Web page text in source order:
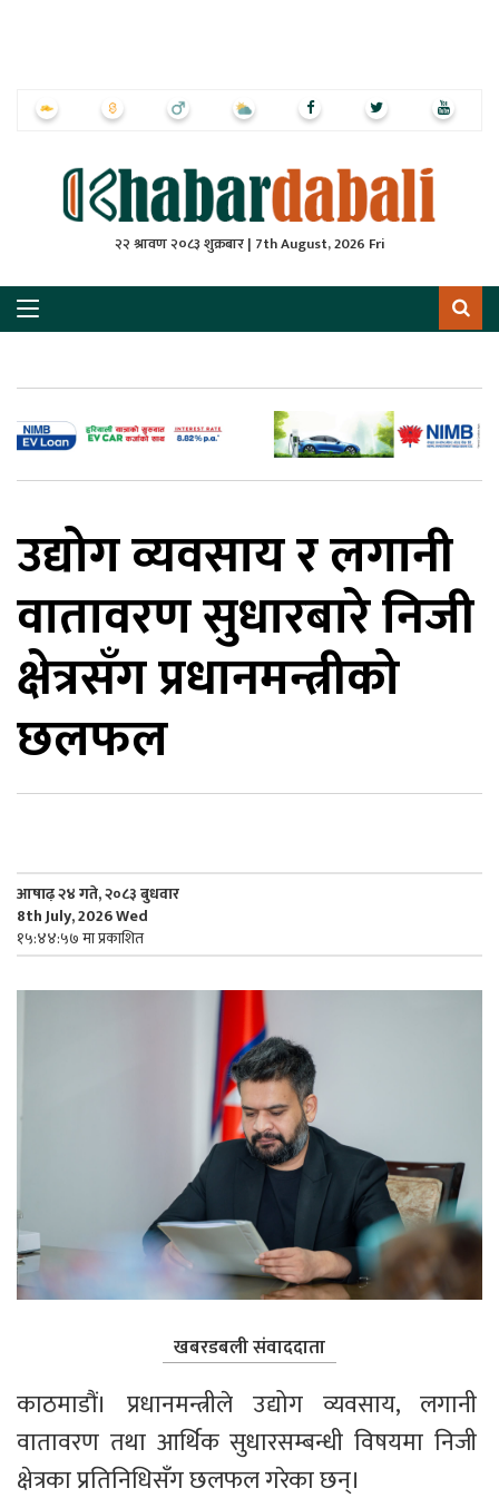
२२ श्रावण २०८३ शुक्रबार | 7th August, 2026 Fri
उद्योग व्यवसाय र लगानी
वातावरण सुधारबारे निजी
क्षेत्रसँग प्रधानमन्त्रीको
छलफल
आषाढ़ २४ गते, २०८३ बुधवार
8th July, 2026 Wed
१५:४४:५७ मा प्रकाशित
खबरडबली संवाददाता
काठमाडौं। प्रधानमन्त्रीले उद्योग व्यवसाय, लगानी
वातावरण तथा आर्थिक सुधारसम्बन्धी विषयमा निजी
क्षेत्रका प्रतिनिधिसँग छलफल गरेका छन्।